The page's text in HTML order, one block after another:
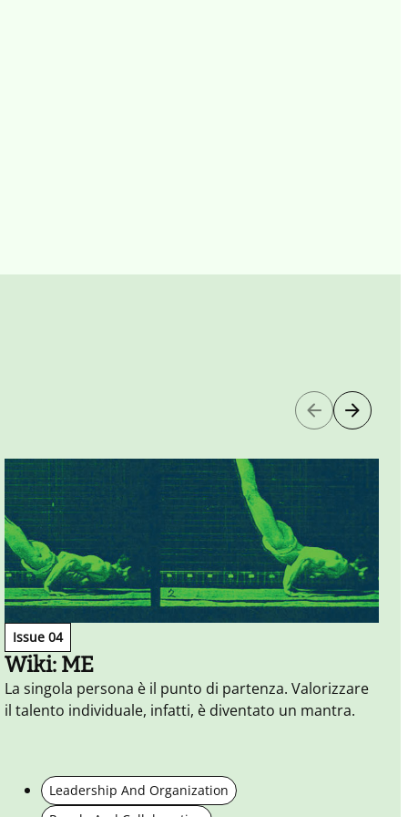
Issue 04
Wiki: ME
La singola persona è il punto di partenza. Valorizzare
il talento individuale, infatti, è diventato un mantra.
Leadership And Organization